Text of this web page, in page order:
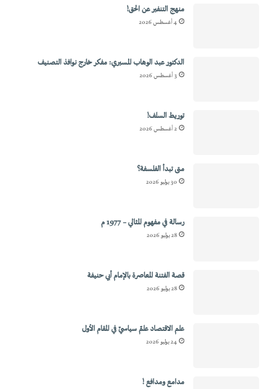
منهج التنفير عن الحق!
4 أغسطس 2026
الدكتور عبد الوهاب المسيري: مفكر خارج نوافذ التصنيف
3 أغسطس 2026
توريط السلف!
2 أغسطس 2026
متى تبدأ الفلسفة؟
30 يوليو 2026
رسالة في مفهوم المثالي – 1977 م
28 يوليو 2026
قصة الفتنة المعاصرة بالإمام أبي حنيفة
28 يوليو 2026
علم الاقتصاد علمٌ سياسيٌ في المقام الأول
24 يوليو 2026
مدامع ومدافع !